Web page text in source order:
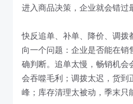
进入商品决策，企业就会错过
快反追单、补单、降价、调拨
向一个问题：企业是否能在销
确判断。追单太慢，畅销机会
会吞噬毛利；调拨太迟，货到
峰；库存清理太被动，季末只